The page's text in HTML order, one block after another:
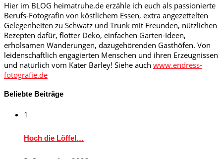
Hier im BLOG heimatruhe.de erzähle ich euch als passionierte
Berufs-Fotografin von köstlichem Essen, extra angezettelten
Gelegenheiten zu Schwatz und Trunk mit Freunden, nützlichen
Rezepten dafür, flotter Deko, einfachen Garten-Ideen,
erholsamen Wanderungen, dazugehörenden Gasthöfen. Von
leidenschaftlich engagierten Menschen und ihren Erzeugnissen
und natürlich vom Kater Barley! Siehe auch www.endress-
fotografie.de
Beliebte Beiträge
1
Hoch die Löffel…